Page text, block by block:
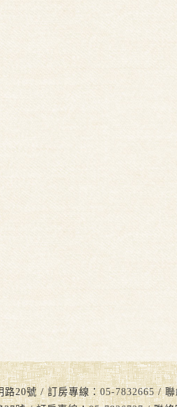
路20號 / 訂房專線：05-7832665/ 聯